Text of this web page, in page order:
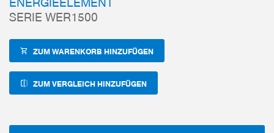
SERIE WER1500
ZUM WARENKORB HINZUFÜGEN
ZUM VERGLEICH HINZUFÜGEN